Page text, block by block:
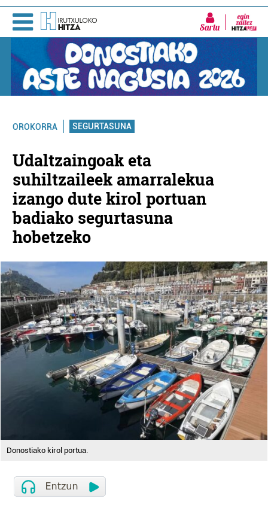
Sartu
OROKORRA SEGURTASUNA
Udaltzaingoak eta
suhiltzaileek amarralekua
izango dute kirol portuan
badiako segurtasuna
hobetzeko
Donostiako kirol portua.